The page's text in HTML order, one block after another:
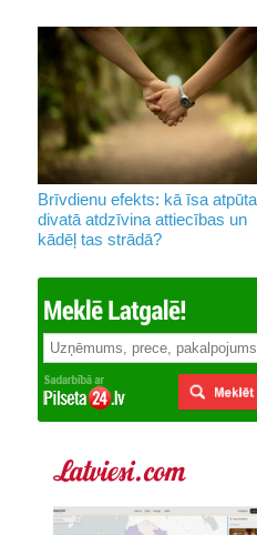
Brīvdienu efekts: kā īsa atpūta
divatā atdzīvina attiecības un
kādēļ tas strādā?